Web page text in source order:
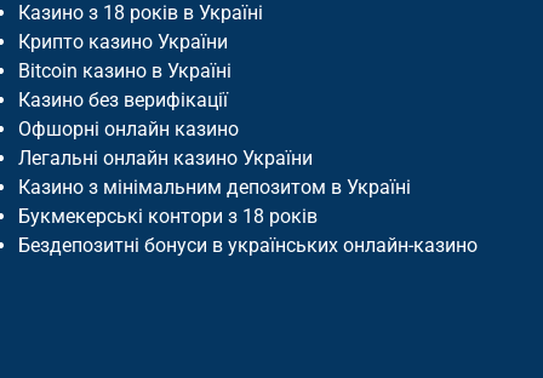
Казино з 18 років в Україні
Крипто казино України
Bitcoin казино в Україні
Казино без верифікації
Офшорні онлайн казино
Легальні онлайн казино України
Казино з мінімальним депозитом в Україні
Букмекерські контори з 18 років
Бездепозитні бонуси в українських онлайн-казино